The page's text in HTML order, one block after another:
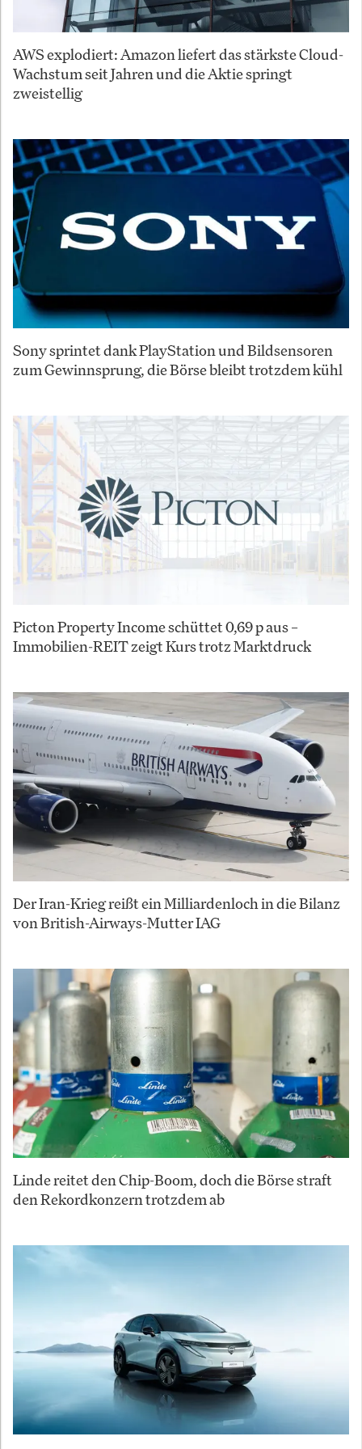
AWS explodiert: Amazon liefert das stärkste Cloud-
Wachstum seit Jahren und die Aktie springt
zweistellig
Sony sprintet dank PlayStation und Bildsensoren
zum Gewinnsprung, die Börse bleibt trotzdem kühl
Picton Property Income schüttet 0,69 p aus –
Immobilien-REIT zeigt Kurs trotz Marktdruck
Der Iran-Krieg reißt ein Milliardenloch in die Bilanz
von British-Airways-Mutter IAG
Linde reitet den Chip-Boom, doch die Börse straft
den Rekordkonzern trotzdem ab